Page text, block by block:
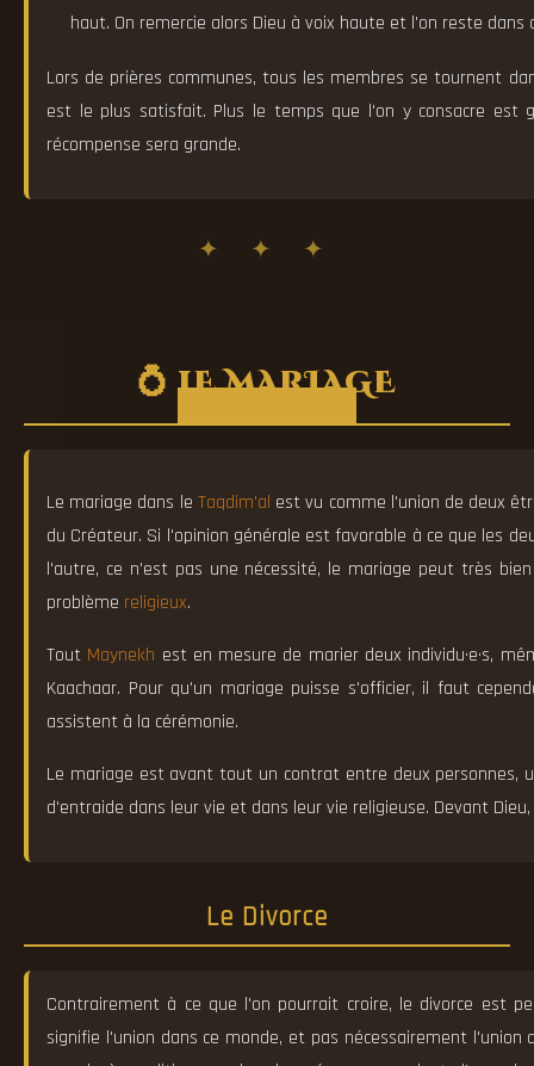
haut. On remercie alors Dieu à voix haute et l'on reste
Lors de prières communes, tous les membres se tournent
est le plus satisfait. Plus le temps que l'on y consacre est
récompense sera grande.
✦ ✦ ✦
💍 LE MARIAGE
Le mariage dans le Taqdim'al est vu comme l'union de deux
du Créateur. Si l'opinion générale est favorable à ce que les
l'autre, ce n'est pas une nécessité, le mariage peut très
problème religieux.
Tout Maynekh est en mesure de marier deux individu·e·s,
Kaachaar. Pour qu'un mariage puisse s'officier, il faut
assistent à la cérémonie.
Le mariage est avant tout un contrat entre deux personnes,
d'entraide dans leur vie et dans leur vie religieuse. Devant
Le Divorce
Contrairement à ce que l'on pourrait croire, le divorce est
signifie l'union dans ce monde, et pas nécessairement